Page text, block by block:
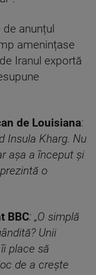
anunțul
amenințase
Iranul exportă
de Louisiana:
Insula Kharg. Nu
așa a început și
o
BBC: „O simplă
Unii
place să
de a crește